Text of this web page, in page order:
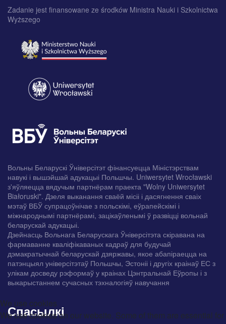
Zadanie jest finansowane ze środków Ministra Nauki i Szkolnictwa
Wyższego
Вольны Беларускі Ўніверсітэт фінансуецца Міністэрствам
навукі і вышэйшай адукацыі Польшчы. Uniwersytet Wrocławski
з'яўляецца вядучым партнёрам праекта "Wolny Uniwersytet
Białoruski". Дзеля выканання сваёй місіі і дасягнення сваіх
мэтаў ВБЎ супрацоўнічае з польскімі, еўрапейскімі і
міжнароднымі партнёрамі, зацікаўленымі ў развіцці вольнай
беларускай адукацыі.
Дзейнасць Вольнага Беларускага Ўніверсітэта скіравана на
фармаванне кваліфікаваных кадраў для будучай
дэмакратычнай беларускай дзяржавы, якое абапіраецца на
патэнцыял універсітэтаў Польшчы, Эстоніі і другіх краінаў ЕС з
улікам досведу рэформаў у краінах Цэнтральнай Еўропы і з
выкарыстаннем сучасных тэхналогіяў навучання
Спасылкі
We use cookies
We use cookies on our website. Some of them are essential for